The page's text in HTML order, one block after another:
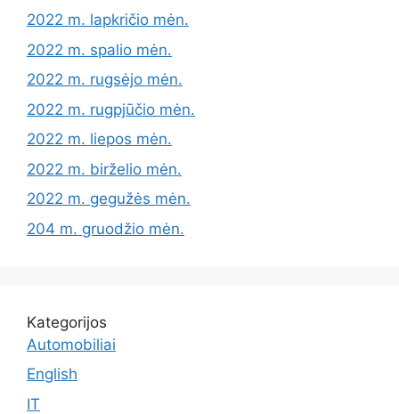
2022 m. lapkričio mėn.
2022 m. spalio mėn.
2022 m. rugsėjo mėn.
2022 m. rugpjūčio mėn.
2022 m. liepos mėn.
2022 m. birželio mėn.
2022 m. gegužės mėn.
204 m. gruodžio mėn.
Kategorijos
Automobiliai
English
IT